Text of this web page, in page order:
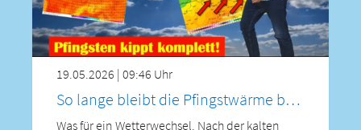
19.05.2026 | 09:46 Uhr
So lange bleibt die Pfingstwärme bei uns – bis 31 °C möglich! Auch Saharastaub ist wieder dabei!
Was für ein Wetterwechsel. Nach der kalten